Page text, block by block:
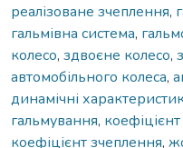
реалізоване зчеплення,
гальмівна система,
колесо, здвоєне колесо,
автомобільного колеса,
динамічні
гальмування,
коефіцієнт зчеплення,